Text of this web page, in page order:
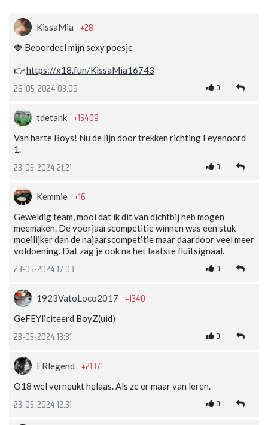
KissaMia +28
🍓 Beoordeel mijn sexy poesje
👉https://x18.fun/KissaMia16743
26-05-2024 03:09 0
tdetank +15409
Van harte Boys! Nu de lijn door trekken richting Feyenoord
1.
23-05-2024 21:21 0
Kemmie +16
Geweldig team, mooi dat ik dit van dichtbij heb mogen
meemaken. De voorjaarscompetitie winnen was een stuk
moeilijker dan de najaarscompetitie maar daardoor veel meer
voldoening. Dat zag je ook na het laatste fluitsignaal.
23-05-2024 17:03 0
1923VatoLoco2017 +1340
GeFEYliciteerd BoyZ(uid)
23-05-2024 13:31 0
FRlegend +21371
O18 wel verneukt helaas. Als ze er maar van leren.
23-05-2024 12:31 0